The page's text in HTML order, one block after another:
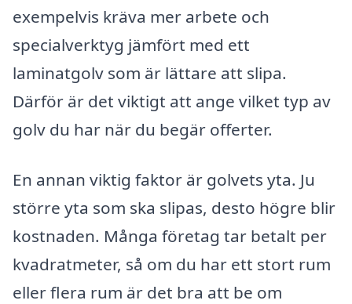
exempelvis kräva mer arbete och
specialverktyg jämfört med ett
laminatgolv som är lättare att slipa.
Därför är det viktigt att ange vilket typ av
golv du har när du begär offerter.
En annan viktig faktor är golvets yta. Ju
större yta som ska slipas, desto högre blir
kostnaden. Många företag tar betalt per
kvadratmeter, så om du har ett stort rum
eller flera rum är det bra att be om